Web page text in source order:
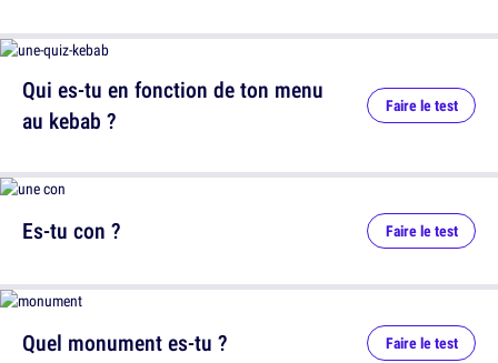
Es-tu con ? Faire le test
Qui es-tu en fonction de ton menu
au kebab ?
Faire le test
Quel monument es-tu ? Faire le test